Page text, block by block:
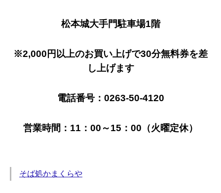
松本城大手門駐車場1階
※2,000円以上のお買い上げで30分無料券を差
し上げます
電話番号：0263-50-4120
営業時間：11：00～15：00（火曜定休）
そば処かまくらや